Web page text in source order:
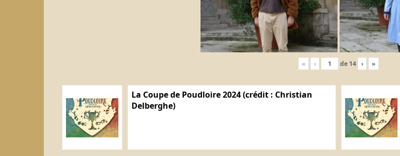
« ‹ de 14 › »
La Coupe de Poudloire 2024 (crédit : Christian
Delberghe)